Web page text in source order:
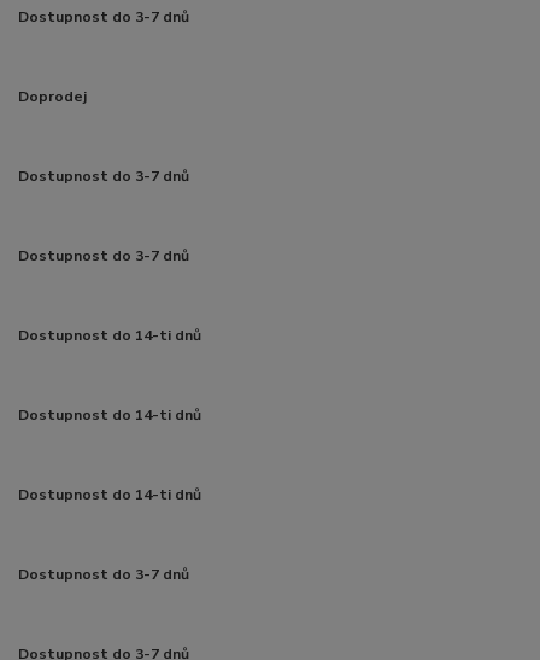
Dostupnost do 3-7 dnů
Doprodej
Dostupnost do 3-7 dnů
Dostupnost do 3-7 dnů
Dostupnost do 14-ti dnů
Dostupnost do 14-ti dnů
Dostupnost do 14-ti dnů
Dostupnost do 3-7 dnů
Dostupnost do 3-7 dnů